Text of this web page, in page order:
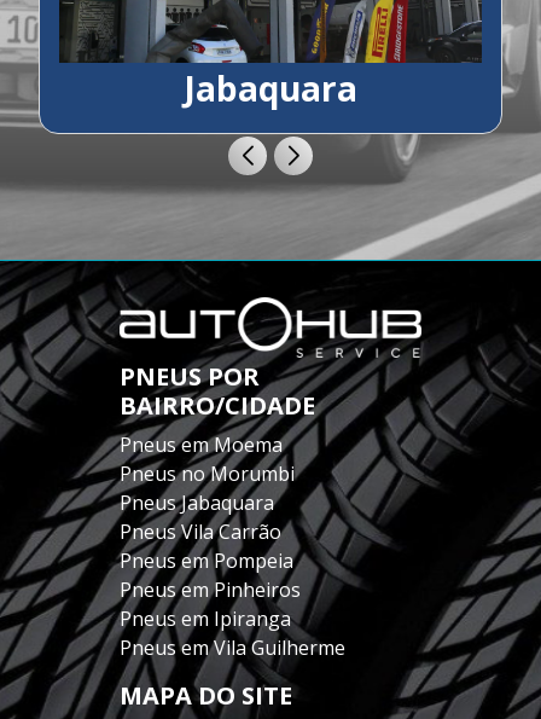
Jabaquara
PNEUS POR
BAIRRO/CIDADE
Pneus em Moema
Pneus no Morumbi
Pneus Jabaquara
Pneus Vila Carrão
Pneus em Pompeia
Pneus em Pinheiros
Pneus em Ipiranga
Pneus em Vila Guilherme
MAPA DO SITE